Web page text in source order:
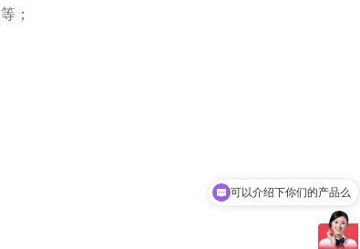
；
可以介绍下你们的产品么
你们是怎么收费的呢